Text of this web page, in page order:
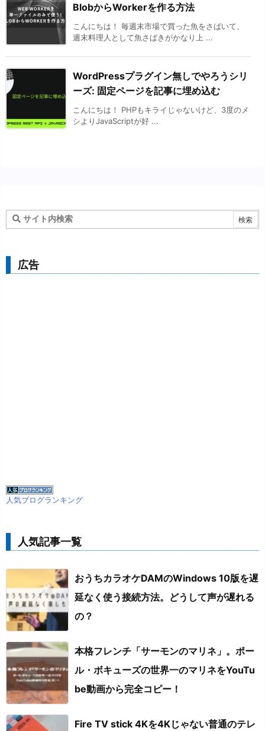
BlobからWorkerを作る方法
こんにちは！ 毎週末市場で買った魚をさばいて、
週末料理人として魚さばきがかなり上 ...
WordPressプラグイン無しでやろうシリ
ーズ: 固定ページを記事に埋め込む
こんにちは！ PHPもキライじゃないけど、3度のメ
シよりJavaScriptが好 ...
広告
人気ブログランキング
人気記事一覧
おうちカラオケDAMのWindows 10版を遅
延なく使う接続方法。どうして声が遅れる
の？
本格フレンチ「サーモンのマリネ」。ポー
ル・ボキューズの世界一のマリネをYouTu
be動画から完全コピー！
Fire TV stick 4Kを4Kじゃない普通のテレ